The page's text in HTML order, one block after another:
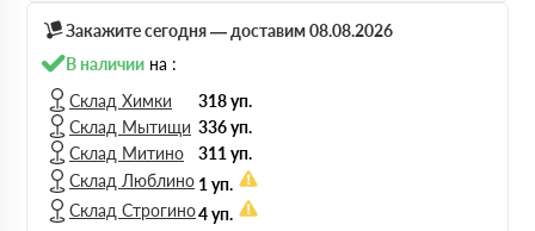
Закажите сегодня — доставим 08.08.2026
В наличии на :
Склад Химки
318 уп.
Склад Мытищи 336 уп.
Склад Митино
311 уп.
Склад Люблино 1 уп.
Склад Строгино4 уп.